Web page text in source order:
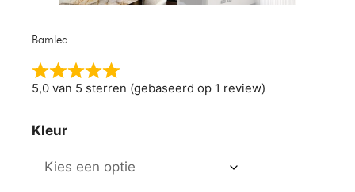
Bamled
5,0 van 5 sterren (gebaseerd op 1 review)
Kleur